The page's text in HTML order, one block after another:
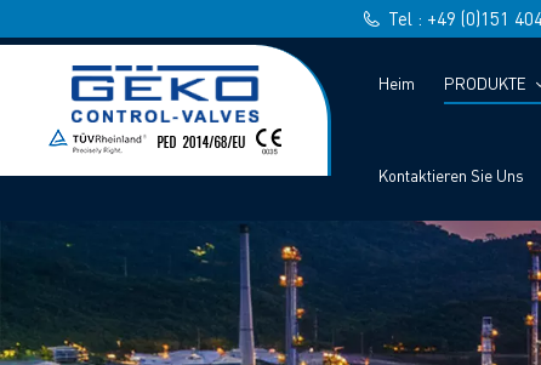
Tel : +49 (0)151
Heim PRODUKTE
Kontaktieren Sie Uns